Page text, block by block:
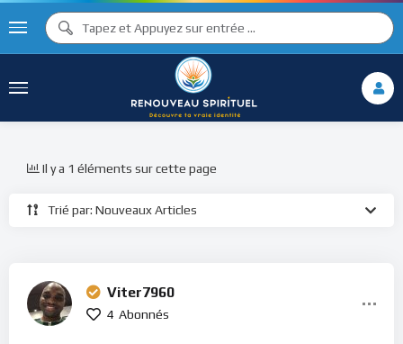
Trié par: Nouveaux Articles
Il y a 1 éléments sur cette page
Viter7960
4 Abonnés